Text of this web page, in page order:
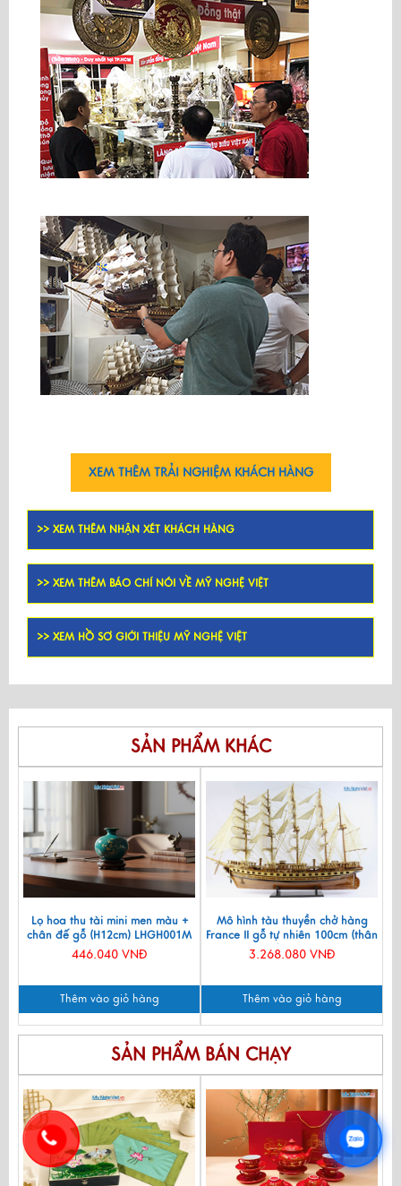
XEM THÊM TRẢI NGHIỆM KHÁCH HÀNG
>> XEM THÊM NHẬN XÉT KHÁCH HÀNG
>> XEM THÊM BÁO CHÍ NÓI VỀ MỸ NGHỆ VIỆT
>> XEM HỒ SƠ GIỚI THIỆU MỸ NGHỆ VIỆT
SẢN PHẨM KHÁC
Lọ hoa thu tài mini men màu +
chân đế gỗ (H12cm) LHGH001M
446.040 VNĐ
Thêm vào giỏ hàng
Mô hình tàu thuyền chở hàng
France II gỗ tự nhiên 100cm (thân
80Cm) MNV-TB02
3.268.080 VNĐ
Thêm vào giỏ hàng
SẢN PHẨM BÁN CHẠY